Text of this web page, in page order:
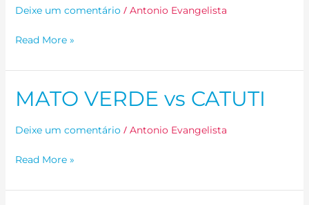
Deixe um comentário / Antonio Evangelista
MASTER
Read More »
MATO VERDE vs CATUTI
Deixe um comentário / Antonio Evangelista
MATO
VERDE
vs
Read More »